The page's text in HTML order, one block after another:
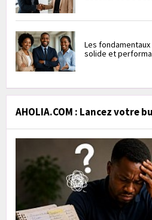
Les
solide et
AHOLIA.COM : Lancez votre